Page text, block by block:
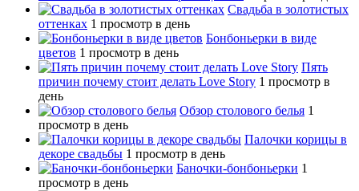
Свадьба в золотистых
оттенках 1 просмотр в день
Бонбоньерки в виде
цветов 1 просмотр в день
Пять
причин почему стоит делать Love Story 1 просмотр в
день
Обзор столового белья 1
просмотр в день
Палочки корицы в
декоре свадьбы 1 просмотр в день
Баночки-бонбоньерки 1
просмотр в день